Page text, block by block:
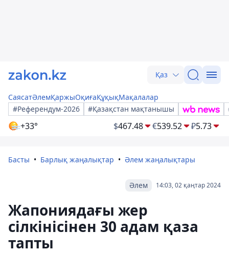
Қаз
СаясатӘлемҚаржыОқиғаҚұқықМақалалар
#Референдум-2026
#Қазақстан мақтанышы
+33° $467.48 €539.52 ₽5.73
Басты Барлық жаңалықтар Әлем жаңалықтары
14:03, 02 қаңтар 2024
Әлем
Жапониядағы жер
сілкінісінен 30 адам қаза
тапты